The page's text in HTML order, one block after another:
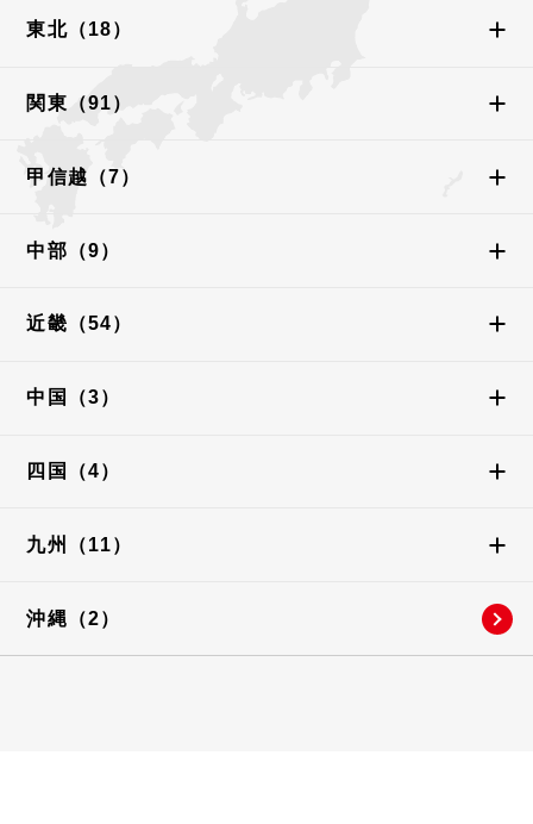
東北（18）
関東（91）
甲信越（7）
中部（9）
近畿（54）
中国（3）
四国（4）
九州（11）
沖縄（2）